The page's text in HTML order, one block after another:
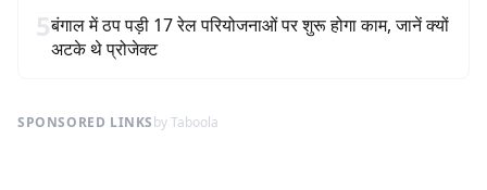
5बंगाल में ठप पड़ी 17 रेल परियोजनाओं पर शुरू होगा काम, जानें क्यों
अटके थे प्रोजेक्ट
SPONSORED LINKSby Taboola